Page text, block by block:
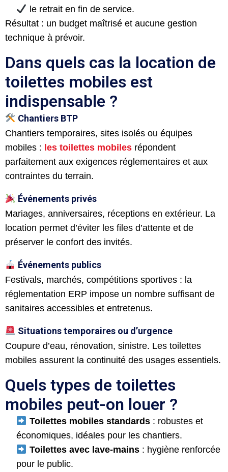
​ le retrait en fin de service.
Résultat : un budget maîtrisé et aucune gestion
technique à prévoir.
Dans quels cas la location de
toilettes mobiles est
indispensable ?
Chantiers BTP
Chantiers temporaires, sites isolés ou équipes
mobiles : les toilettes mobiles répondent
parfaitement aux exigences réglementaires et aux
contraintes du terrain.
Événements privés
Mariages, anniversaires, réceptions en extérieur. La
location permet d’éviter les files d’attente et de
préserver le confort des invités.
Événements publics
Festivals, marchés, compétitions sportives : la
réglementation ERP impose un nombre suffisant de
sanitaires accessibles et entretenus.
Situations temporaires ou d’urgence
Coupure d’eau, rénovation, sinistre. Les toilettes
mobiles assurent la continuité des usages essentiels.
Quels types de toilettes
mobiles peut-on louer ?
Toilettes mobiles standards: robustes et
économiques, idéales pour les chantiers.
Toilettes avec lave-mains: hygiène renforcée
pour le public.